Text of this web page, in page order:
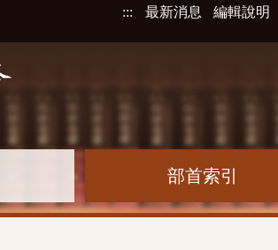
::: 最新消息 編輯說明
部首索引